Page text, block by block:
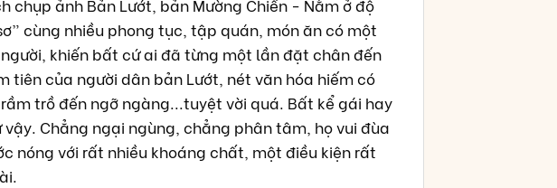
cùng nhiều phong tục, tập quán, món ăn có một
khiến bất cứ ai đã từng một lần đặt chân đến
tiên của người dân bản Lướt, nét văn hóa hiếm có
trồ đến ngỡ ngàng...tuyệt vời quá. Bất kể gái hay
Chẳng ngại ngùng, chẳng phân tâm, họ vui đùa
nóng với rất nhiều khoáng chất, một điều kiện rất